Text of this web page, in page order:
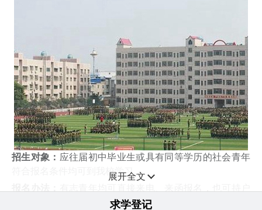
招生对象： 应往届初中毕业生或具有同等学历的社会青年
符合报名条件均可到我校学习。
口(身份证、毕业证)或相关证明直接到学校招生办报名即
展开全文
求学登记